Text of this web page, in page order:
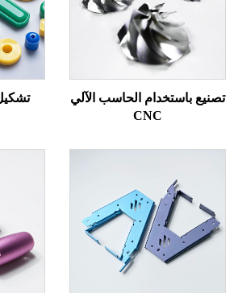
تصنيع باستخدام الحاسب الآلي
CNC